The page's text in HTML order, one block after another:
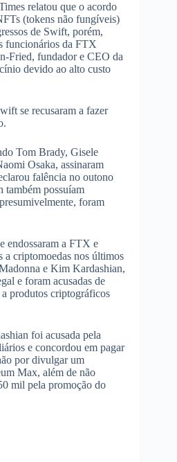
relatou que o acordo
(tokens não fungíveis)
de Swift, porém,
funcionários da FTX
Fried, fundador e CEO da
devido ao alto custo
se recusaram a fazer
Tom Brady, Gisele
Osaka, assinaram
falência no outono
também possuíam
foram
endossaram a FTX e
a criptomoedas nos últimos
e Kim Kardashian,
e foram acusadas de
produtos criptográficos
foi acusada pela
e concordou em pagar
por divulgar um
Max, além de não
mil pela promoção do